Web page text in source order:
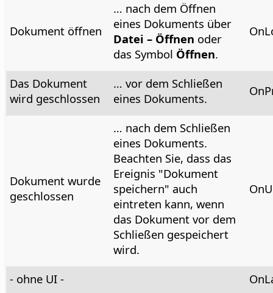
Dokument öffnen
… nach dem Öffnen
eines Dokuments über
Datei – Öffnen oder
das Symbol Öffnen.
Das Dokument
wird geschlossen
… vor dem Schließen
eines Dokuments.
Dokument wurde
geschlossen
… nach dem Schließen
eines Dokuments.
Beachten Sie, dass das
Ereignis "Dokument
speichern" auch
eintreten kann, wenn
das Dokument vor dem
Schließen gespeichert
wird.
- ohne UI -